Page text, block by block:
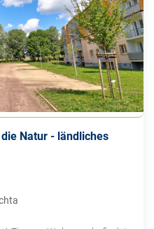
die Natur - ländliches